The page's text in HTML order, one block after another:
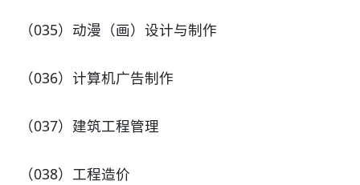
（035）动漫（画）设计与制作
（036）计算机广告制作
（037）建筑工程管理
（038）工程造价